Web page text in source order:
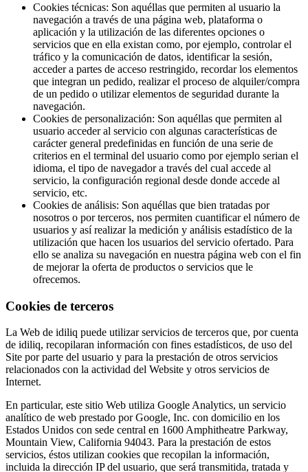
Cookies técnicas: Son aquéllas que permiten al usuario la
navegación a través de una página web, plataforma o
aplicación y la utilización de las diferentes opciones o
servicios que en ella existan como, por ejemplo, controlar el
tráfico y la comunicación de datos, identificar la sesión,
acceder a partes de acceso restringido, recordar los elementos
que integran un pedido, realizar el proceso de alquiler/compra
de un pedido o utilizar elementos de seguridad durante la
navegación.
Cookies de personalización: Son aquéllas que permiten al
usuario acceder al servicio con algunas características de
carácter general predefinidas en función de una serie de
criterios en el terminal del usuario como por ejemplo serian el
idioma, el tipo de navegador a través del cual accede al
servicio, la configuración regional desde donde accede al
servicio, etc.
Cookies de análisis: Son aquéllas que bien tratadas por
nosotros o por terceros, nos permiten cuantificar el número de
usuarios y así realizar la medición y análisis estadístico de la
utilización que hacen los usuarios del servicio ofertado. Para
ello se analiza su navegación en nuestra página web con el fin
de mejorar la oferta de productos o servicios que le
ofrecemos.
Cookies de terceros
La Web de idiliq puede utilizar servicios de terceros que, por cuenta
de idiliq, recopilaran información con fines estadísticos, de uso del
Site por parte del usuario y para la prestación de otros servicios
relacionados con la actividad del Website y otros servicios de
Internet.
En particular, este sitio Web utiliza Google Analytics, un servicio
analítico de web prestado por Google, Inc. con domicilio en los
Estados Unidos con sede central en 1600 Amphitheatre Parkway,
Mountain View, California 94043. Para la prestación de estos
servicios, éstos utilizan cookies que recopilan la información,
incluida la dirección IP del usuario, que será transmitida, tratada y